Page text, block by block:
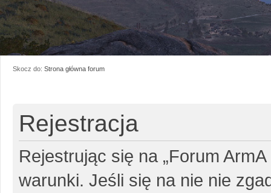
Skocz do: Strona główna forum
Rejestracja
Rejestrując się na „Forum
warunki. Jeśli się na nie nie